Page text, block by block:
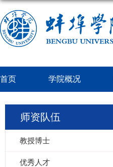
首页 学院概况
师资队伍
教授博士
优秀人才